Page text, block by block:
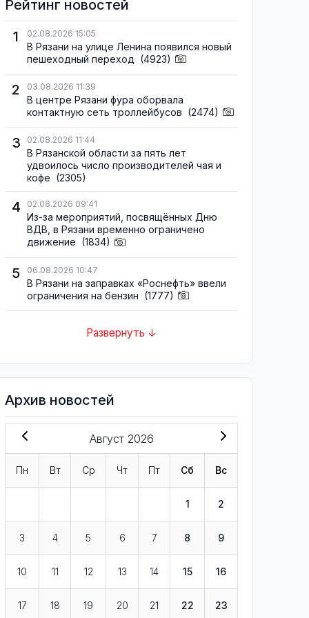
Рейтинг новостей
1
02.08.2026 15:05
В Рязани на улице Ленина появился новый
пешеходный переход (4923)
2 03.08.2026 11:39
В центре Рязани фура оборвала
контактную сеть троллейбусов (2474)
3 02.08.2026 11:44
В Рязанской области за пять лет
удвоилось число производителей чая и
кофе (2305)
4 02.08.2026 09:41
Из-за мероприятий, посвящённых Дню
ВДВ, в Рязани временно ограничено
движение (1834)
5 06.08.2026 10:47
В Рязани на заправках «Роснефть» ввели
ограничения на бензин (1777)
Развернуть ↓
Архив новостей
Август 2026
Пн Вт Ср Чт Пт Сб Вс
1 2
3 4 5 6 7 8 9
10 11 12 13 14 15 16
17 18 19 20 21 22 23